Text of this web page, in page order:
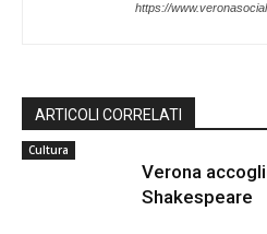
https://
ARTICOLI CORRELATI
Cultura
Verona
Shakespeare